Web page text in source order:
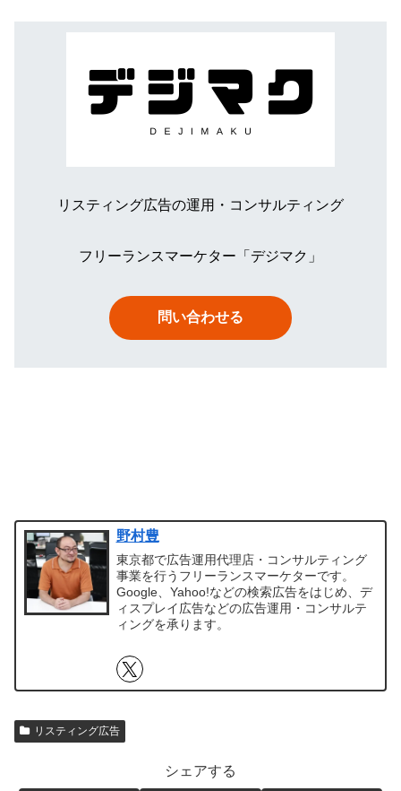
リスティング広告の運用・コンサルティング
フリーランスマーケター「デジマク」
問い合わせる
野村豊
東京都で広告運用代理店・コンサルティング
事業を行うフリーランスマーケターです。
Google、Yahoo!などの検索広告をはじめ、デ
ィスプレイ広告などの広告運用・コンサルテ
ィングを承ります。
リスティング広告
シェアする